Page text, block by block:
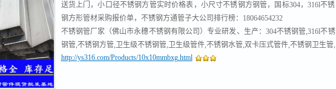
送货上门，小口径不锈钢方管实时价格表，小尺寸不锈钢方钢管，国标304，316l不锈
钢方形管材采购报价单，不锈钢方通管子大公司排行榜：18064654232
不锈钢管厂家（佛山市永穗不锈钢有限公司）专业研发、生产：304不锈钢管,316l不锈
钢管,不锈钢方管,卫生级不锈钢管,卫生级管件,不锈钢水管,双卡压式管件,不锈钢卫生管,
不锈钢圆管,沟槽式管件,不锈钢工业流体管 [查看]
http://ys316.com/Products/10x10mmbxg.html